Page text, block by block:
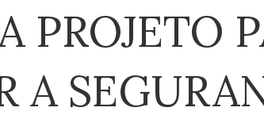
PROJETO
A